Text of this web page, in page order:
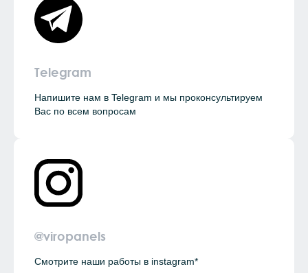
Telegram
Напишите нам в Telegram и мы проконсультируем
Вас по всем вопросам
@viropanels
Смотрите наши работы в instagram*